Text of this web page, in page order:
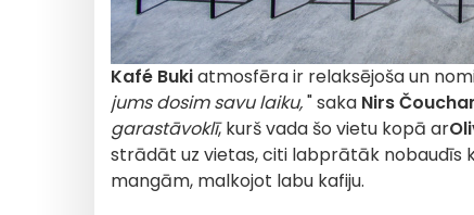
Kafé Bukiatmosfēra ir relaksējoša un
jums dosim savu laiku," saka Nirs
garastāvoklī, kurš vada šo vietu kopā ar
strādāt uz vietas, citi labprātāk nobaudīs
mangām, malkojot labu kafiju.